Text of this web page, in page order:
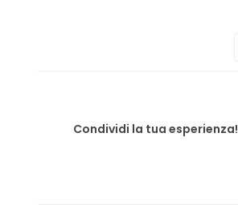
Condividi la tua esperienza!